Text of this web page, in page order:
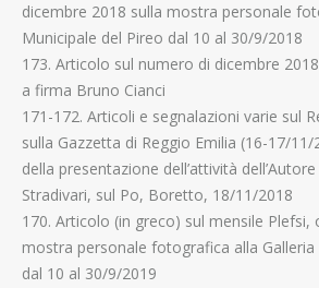
dicembre 2018 sulla mostra personale
Municipale del Pireo dal 10 al 30/9/2018
173. Articolo sul numero di dicembre
a firma Bruno Cianci
171-172. Articoli e segnalazioni varie sul
sulla Gazzetta di Reggio Emilia (16-17/
della presentazione dell’attività
Stradivari, sul Po, Boretto, 18/11/2018
170. Articolo (in greco) sul mensile Plefsi,
mostra personale fotografica alla Galleria
dal 10 al 30/9/2019